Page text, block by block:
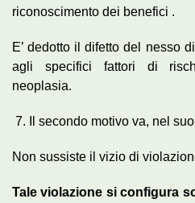
riconoscimento dei benefici .
E’ dedotto il difetto del nesso
agli specifici fattori di
neoplasia.
7. Il secondo motivo va, nel
Non sussiste il vizio di
Tale violazione si configura